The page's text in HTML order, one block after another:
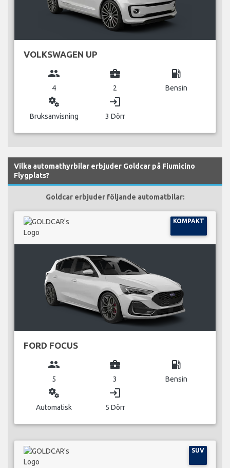
VOLKSWAGEN UP
group
4
business_center
2
local_gas_station
Bensin
miscellaneous_services
Bruksanvisning
login
3 Dörr
Vilka automathyrbilar erbjuder Goldcar på Fiumicino
Flygplats?
Goldcar erbjuder följande automatbilar:
KOMPAKT
FORD FOCUS
group
5
business_center
3
local_gas_station
Bensin
miscellaneous_services
Automatisk
login
5 Dörr
SUV